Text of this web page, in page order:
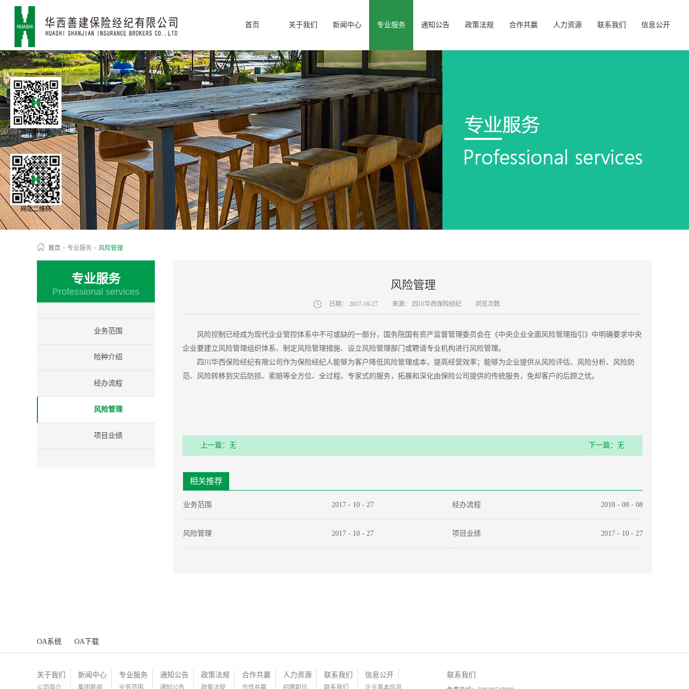
首页 关于我们 新闻中心 专业服务 通知公告 政策法规 合作共赢 人力资源 联系我们 信息公开
首页 > 专业服务 > 风险管理
专业服务
Professional services
业务范围
险种介绍
经办流程
风险管理
项目业绩
风险管理
日期： 2017-10-27 来源： 四川华西保险经纪 浏览次数:
风险控制已经成为现代企业管控体系中不可或缺的一部分，国务院国有资产监督管理委员会在《中央企业全面风险管理指引》中明确要求中央
企业要建立风险管理组织体系、制定风险管理措施、设立风险管理部门或聘请专业机构进行风险管理。
四川华西保险经纪有限公司作为保险经纪人能够为客户降低风险管理成本，提高经营效率；能够为企业提供从风险评估、风险分析、风险防
范、风险转移到灾后防损、索赔等全方位、全过程、专家式的服务，拓展和深化由保险公司提供的传统服务，免却客户的后顾之忧。
上一篇：无 下一篇：无
相关推荐
业务范围 2017 - 10 - 27 经办流程 2018 - 08 - 08
风险管理 2017 - 10 - 27 项目业绩 2017 - 10 - 27
OA系统 OA下载
关于我们
公司简介
新闻中心
集团新闻
专业服务
业务范围
通知公告
通知公告
政策法规
政策法规
合作共赢
合作共赢
人力资源
招聘职位
联系我们
联系我们
信息公开
企业基本信息
联系我们
网站二维码
微信公众号